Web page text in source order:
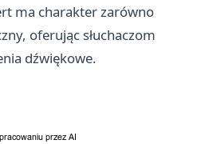
ma charakter zarówno
oferując słuchaczom
dźwiękowe.